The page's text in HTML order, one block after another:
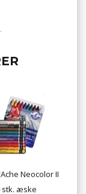
Neocolor II
stk. æske